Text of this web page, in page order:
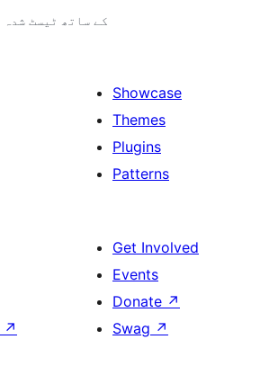
3.2.2 کے ساتھ ٹیسٹ شدہ
Showcase
Themes
Plugins
Patterns
↗
Get Involved
Events
Donate ↗
Swag ↗